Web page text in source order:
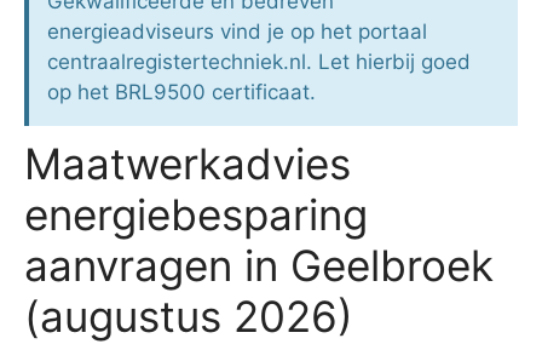
energieadviseurs vind je op het portaal
centraalregistertechniek.nl. Let hierbij goed
op het BRL9500 certificaat.
Maatwerkadvies
energiebesparing
aanvragen in Geelbroek
(augustus 2026)